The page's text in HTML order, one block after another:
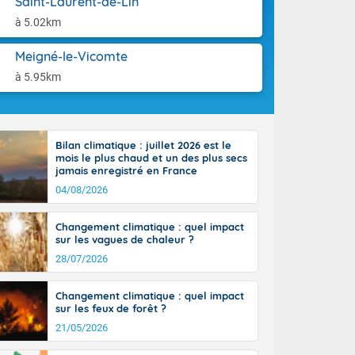
à 5.02km
Meigné-le-Vicomte
à 5.95km
le Poitou-
8 à 13
26 sur le
le sud-
Bilan climatique : juillet 2026 est le
mois le plus chaud et un des plus secs
jamais enregistré en France
04/08/2026
Changement climatique : quel impact
sur les vagues de chaleur ?
28/07/2026
Changement climatique : quel impact
sur les feux de forêt ?
21/05/2026